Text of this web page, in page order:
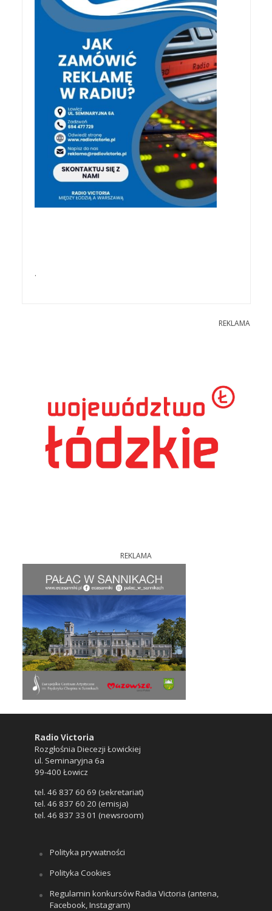
.
REKLAMA
REKLAMA
Radio Victoria
Rozgłośnia Diecezji Łowickiej
ul. Seminaryjna 6a
99-400 Łowicz
tel. 46 837 60 69 (sekretariat)
tel. 46 837 60 20 (emisja)
tel. 46 837 33 01 (newsroom)
Polityka prywatności
Polityka Cookies
Regulamin konkursów Radia Victoria (antena,
Facebook, Instagram)